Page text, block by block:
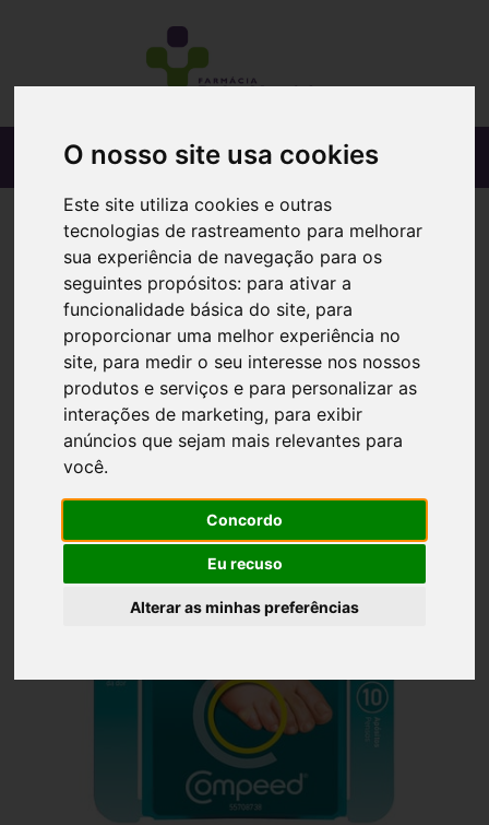
O nosso site usa cookies
Este site utiliza cookies e outras
tecnologias de rastreamento para melhorar
sua experiência de navegação para os
seguintes propósitos: para ativar a
funcionalidade básica do site, para
proporcionar uma melhor experiência no
site, para medir o seu interesse nos nossos
produtos e serviços e para personalizar as
interações de marketing, para exibir
anúncios que sejam mais relevantes para
você.
Concordo
Eu recuso
Alterar as minhas preferências